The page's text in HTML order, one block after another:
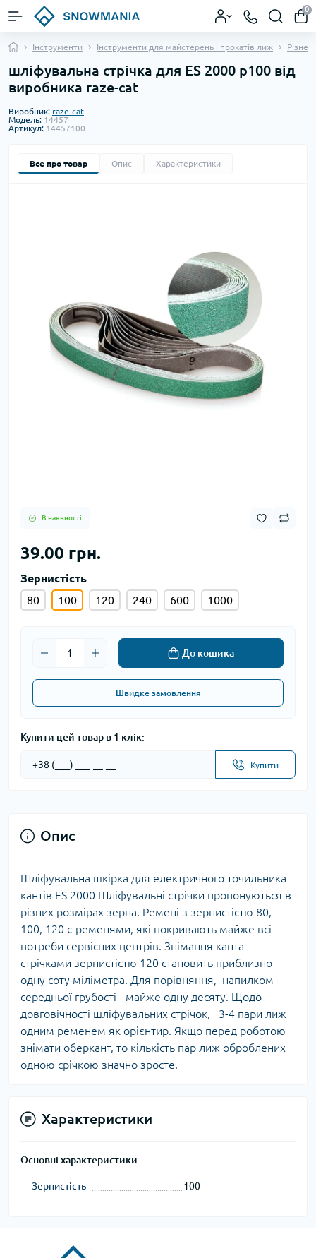
0
Інструменти Інструменти для майстерень і прокатів лиж Різне
шліфувальна стрічка для ES 2000 p100 від
виробника raze-cat
Виробник: raze-cat
Модель: 14457
Артикул: 14457100
Все про товар Опис Характеристики
В наявності
39.00 грн.
Зернистість
80
100 120 240 600 1000
До кошика
Швидке замовлення
Купити цей товар в 1 клік:
Купити
Опис
Шліфувальна шкірка для електричного точильника
кантів ES 2000 Шліфувальні стрічки пропонуються в
різних розмірах зерна. Ремені з зернистістю 80,
100, 120 є ременями, які покривають майже всі
потреби сервісних центрів. Знімання канта
стрічками зернистістю 120 становить приблизно
одну соту міліметра. Для порівняння, напилком
середньої грубості - майже одну десяту. Щодо
довговічності шліфувальних стрічок, 3-4 пари лиж
одним ременем як орієнтир. Якщо перед роботою
знімати оберкант, то кількість пар лиж оброблених
одною срічкою значно зросте.
Характеристики
Основні характеристики
Зернистість 100